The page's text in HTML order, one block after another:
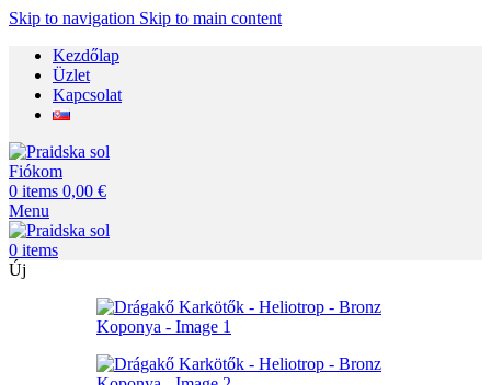
Skip to navigation Skip to main content
Kezdőlap
Üzlet
Kapcsolat
Fiókom
0 items 0,00 €
Menu
0 items
Új